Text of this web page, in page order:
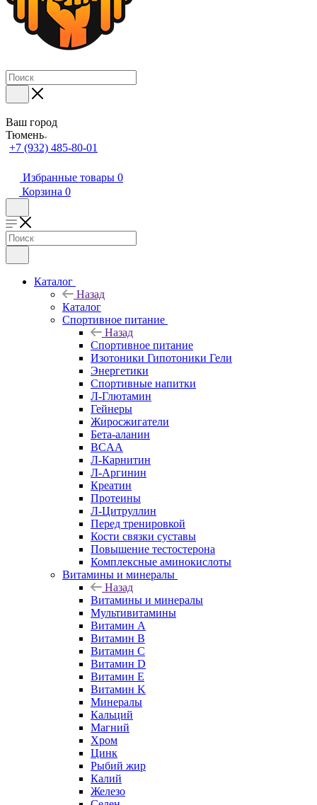
Ваш город
Тюмень
+7 (932) 485-80-01
Избранные товары 0
Корзина 0
Каталог
Назад
Каталог
Спортивное питание
Назад
Спортивное питание
Изотоники Гипотоники Гели
Энергетики
Спортивные напитки
Л-Глютамин
Гейнеры
Жиросжигатели
Бета-аланин
BCAA
Л-Карнитин
Л-Аргинин
Креатин
Протеины
Л-Цитруллин
Перед тренировкой
Кости связки суставы
Повышение тестостерона
Комплексные аминокислоты
Витамины и минералы
Назад
Витамины и минералы
Мультивитамины
Витамин A
Витамин B
Витамин C
Витамин D
Витамин E
Витамин K
Минералы
Кальций
Магний
Хром
Цинк
Рыбий жир
Калий
Железо